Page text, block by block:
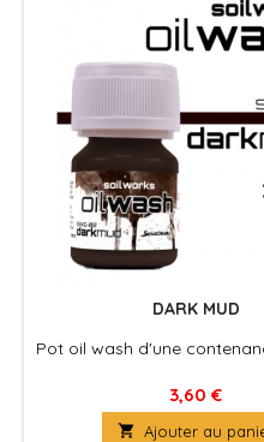
DARK MUD
Pot oil wash d'une
3,60 €
 Ajouter au